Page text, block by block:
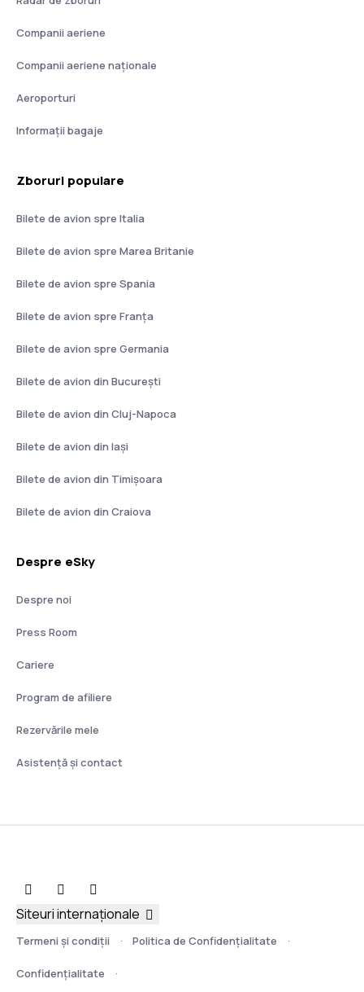
Companii aeriene
Companii aeriene naţionale
Aeroporturi
Informații bagaje
Zboruri populare
Bilete de avion spre Italia
Bilete de avion spre Marea Britanie
Bilete de avion spre Spania
Bilete de avion spre Franţa
Bilete de avion spre Germania
Bilete de avion din București
Bilete de avion din Cluj-Napoca
Bilete de avion din Iași
Bilete de avion din Timișoara
Bilete de avion din Craiova
Despre eSky
Despre noi
Press Room
Cariere
Program de afiliere
Rezervările mele
Asistenţă şi contact
Termeni şi condiţii Politica de Confidențialitate
Confidențialitate
Siteuri internaționale